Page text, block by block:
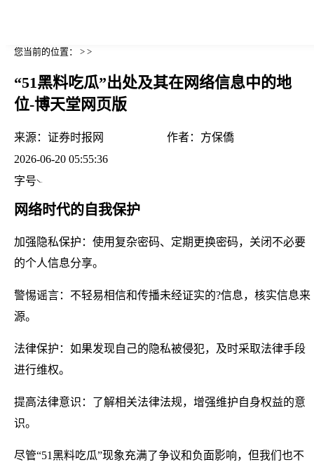
您当前的位置： > >
“51黑料吃瓜”出处及其在网络信息中的地
位-博天堂网页版
来源： 证券时报网 作者： 方保僑
2026-06-20 05:55:36
字号
网络时代的自我保护
加强隐私保护：使用复杂密码、定期更换密码，关闭不必要
的个人信息分享。
警惕谣言：不轻易相信和传播未经证实的?信息，核实信息来
源。
法律保护：如果发现自己的隐私被侵犯，及时采取法律手段
进行维权。
提高法律意识：了解相关法律法规，增强维护自身权益的意
识。
尽管“51黑料吃瓜”现象充满了争议和负面影响，但我们也不